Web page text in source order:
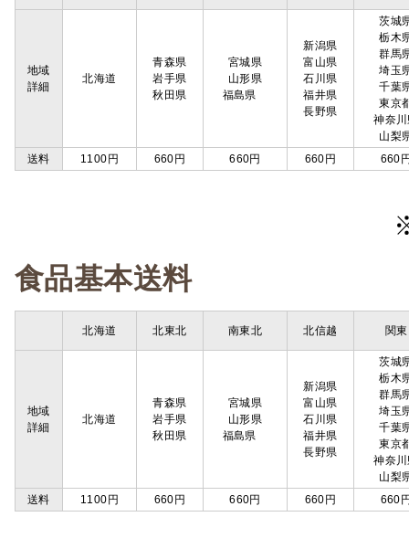
地域
詳細
北海道
青森県
岩手県
秋田県
宮城県
山形県
福島県
新潟県
富山県
石川県
福井県
長野県
茨城
栃木
群馬
埼玉
千葉
東京
神奈
山梨
送料
1100円 660円 660円 660円 660
食品基本送料
北海道 北東北 南東北 北信越 関東
地域
詳細
北海道
青森県
岩手県
秋田県
宮城県
山形県
福島県
新潟県
富山県
石川県
福井県
長野県
茨城
栃木
群馬
埼玉
千葉
東京
神奈
山梨
送料
1100円 660円 660円 660円 660